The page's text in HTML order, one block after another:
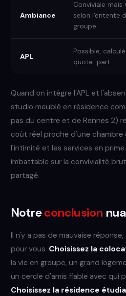
Ambiance
Conviviale mais
selon l'entente
groupe
APL
Possible,
quote-part
Quand on intègre l'APL et
studio meublé en résidence
pas du centre et de Rennes 2)
coût réel proche d'une chambre
l'intimité et les services en
imbattable sur la convivialité
partagé.
Notreconclusion
Il n'y a pas de mauvaise
pour vous. Choisissez la
la vie en groupe, un grand
un cercle d'amis fiable avec qui
Choisissez la résidence